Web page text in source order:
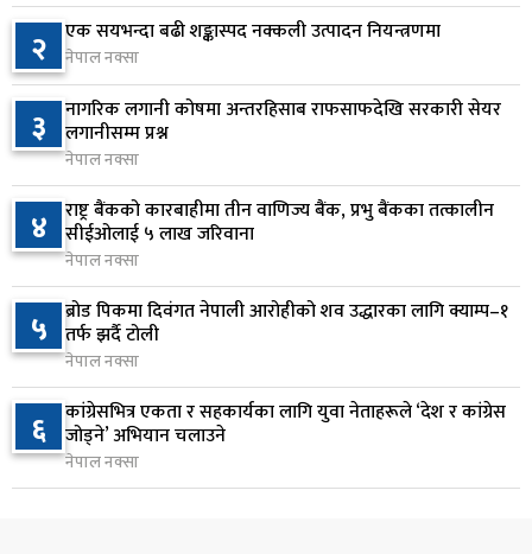
१९ घण्टा अघि
७
आज बस्ने भनिएको राष्ट्रिय सभाको बैठक बुधबारका लागि
सर्‍यो
१९ घण्टा अघि
८
वीरगञ्जमा ट्यांकरको सिल खोलेर तेल निकाल्ने सात जना
रंगेहात पक्राउ
१९ घण्टा अघि
९
जन्मसिद्ध नागरिकता कडा बनाउने ट्रम्पको नयाँ प्रयास, दुई
कार्यकारी आदेश जारी
२0 घण्टा अघि
१० राप्रपाको निर्णय: बागमती प्रदेश सरकारमा सहभागी नहुने
२0 घण्टा अघि
२ एक सयभन्दा बढी शङ्कास्पद नक्कली उत्पादन नियन्त्रणमा
नेपाल नक्सा
३ नागरिक लगानी कोषमा अन्तरहिसाब राफसाफदेखि सरकारी सेयर
लगानीसम्म प्रश्न
नेपाल नक्सा
४ राष्ट्र बैंकको कारबाहीमा तीन वाणिज्य बैंक, प्रभु बैंकका तत्कालीन
सीईओलाई ५ लाख जरिवाना
नेपाल नक्सा
५ ब्रोड पिकमा दिवंगत नेपाली आरोहीको शव उद्धारका लागि क्याम्प–१
तर्फ झर्दै टोली
नेपाल नक्सा
६ कांग्रेसभित्र एकता र सहकार्यका लागि युवा नेताहरूले ‘देश र कांग्रेस
जोड्ने’ अभियान चलाउने
नेपाल नक्सा